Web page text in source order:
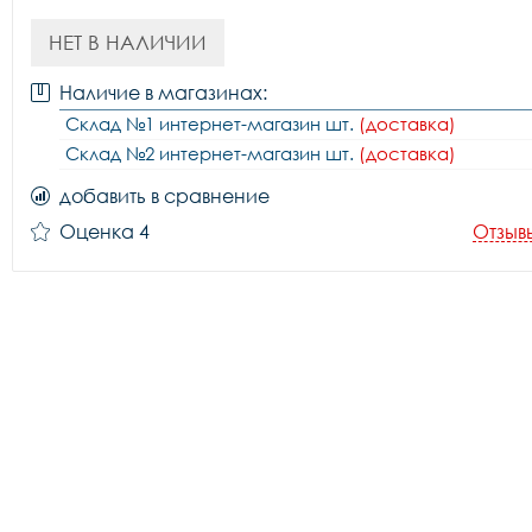
НЕТ В НАЛИЧИИ
Наличие в магазинах:
Склад №1 интернет-магазин шт. (доставка)
Склад №2 интернет-магазин шт. (доставка)
добавить в сравнение
Оценка 4